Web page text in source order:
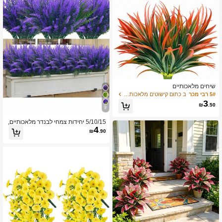
שיחים מלאכותיים
5# רבי מכר
₪3.50
9
5/10/15 יחידות צמחי לבנדר מלאכותיים,
פרחים מלאכותיים עמידים לקרינת UV ל
חוץ, בית, גינה, מרפסת, עיטור חלון, מתנ
₪4.90